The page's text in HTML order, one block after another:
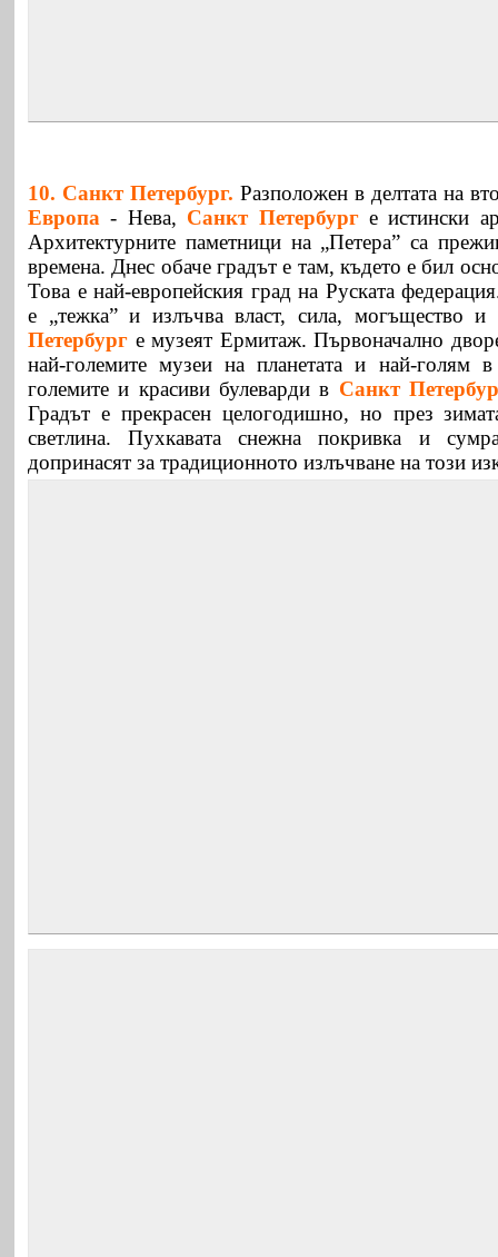
10. Санкт Петербург. Разположен в делтата на
Европа - Нева, Санкт Петербург е истински
Архитектурните паметници на „Петера” са
времена. Днес обаче градът е там, където е бил
Това е най-европейския град на Руската
е „тежка” и излъчва власт, сила, могъщество и
Петербург е музеят Ермитаж. Първоначално
най-големите музеи на планетата и най-голям
големите и красиви булеварди в Санкт
Градът е прекрасен целогодишно, но през
светлина. Пухкавата снежна покривка и
допринасят за традиционното излъчване на този